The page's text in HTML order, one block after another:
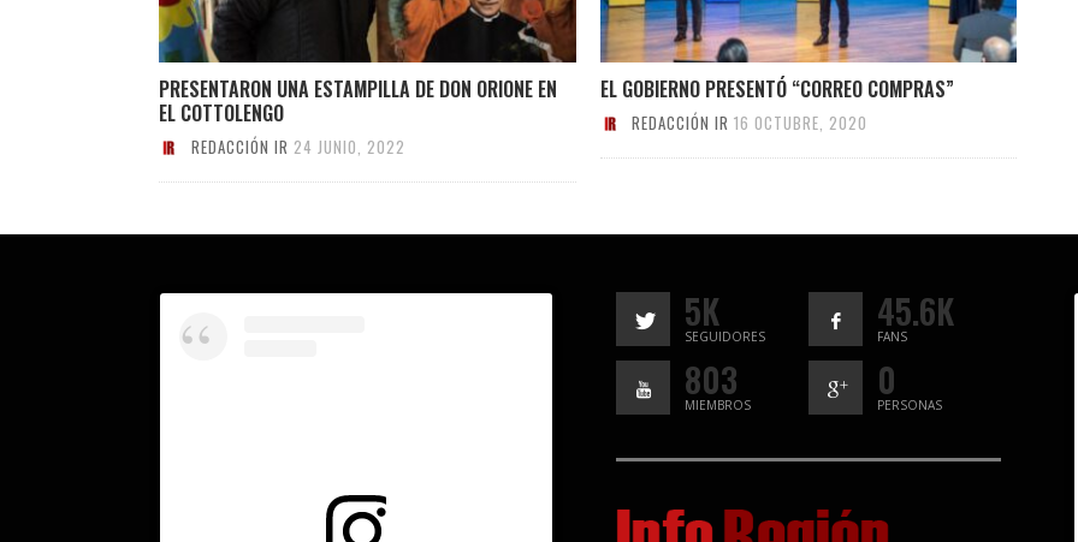
PRESENTARON UNA ESTAMPILLA DE DON ORIONE EN
EL COTTOLENGO
REDACCIÓN IR 24 JUNIO, 2022
EL GOBIERNO PRESENTÓ “CORREO COMPRAS”
REDACCIÓN IR 16 OCTUBRE, 2020
5K
SEGUIDORES
45.6K
FANS
803
MIEMBROS
0
PERSONAS